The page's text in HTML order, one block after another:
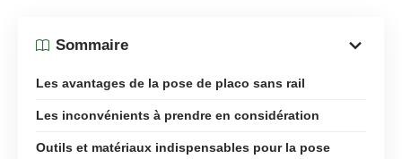
Sommaire
Les avantages de la pose de placo sans rail
Les inconvénients à prendre en considération
Outils et matériaux indispensables pour la pose